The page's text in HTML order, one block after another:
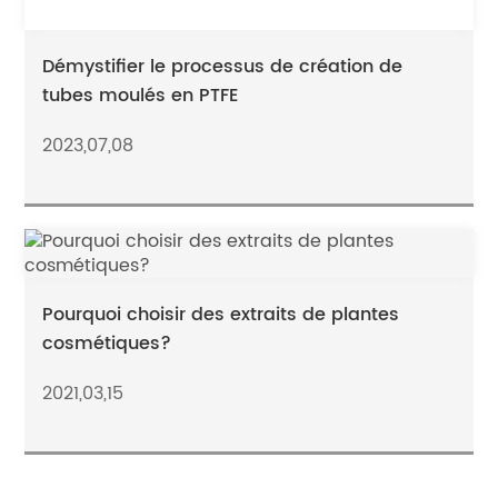
Démystifier le processus de création de
tubes moulés en PTFE
2023,07,08
Pourquoi choisir des extraits de plantes
cosmétiques?
2021,03,15